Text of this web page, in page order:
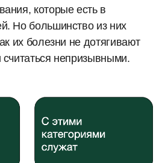
которые есть в
Но большинство из них
их болезни не дотягивают
непризывными.